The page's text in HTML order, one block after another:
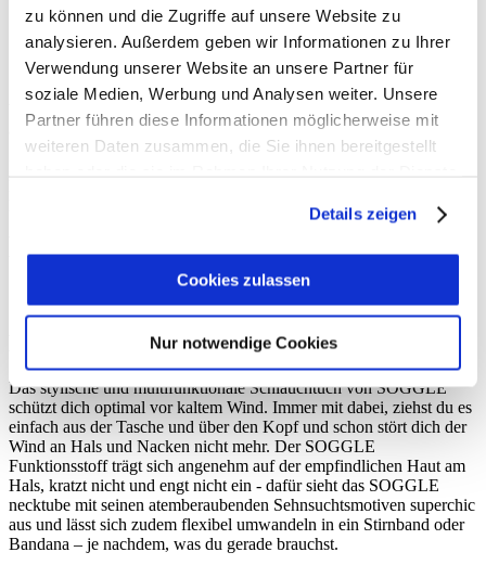
zu können und die Zugriffe auf unsere Website zu
analysieren. Außerdem geben wir Informationen zu Ihrer
Verwendung unserer Website an unsere Partner für
soziale Medien, Werbung und Analysen weiter. Unsere
Partner führen diese Informationen möglicherweise mit
weiteren Daten zusammen, die Sie ihnen bereitgestellt
Details zeigen
Cookies zulassen
Nur notwendige Cookies
Wenn wir Deine Bestellung bis 15 Uhr erhalten, versenden wir noch
am selben Tag.
Versandkosten.
Dein SOGGLE necktube – Schutz bei Wind
Das stylische und multifunktionale Schlauchtuch von SOGGLE
schützt dich optimal vor kaltem Wind. Immer mit dabei, ziehst du es
einfach aus der Tasche und über den Kopf und schon stört dich der
Wind an Hals und Nacken nicht mehr. Der SOGGLE
Funktionsstoff trägt sich angenehm auf der empfindlichen Haut am
Hals, kratzt nicht und engt nicht ein - dafür sieht das SOGGLE
necktube mit seinen atemberaubenden Sehnsuchtsmotiven superchic
aus und lässt sich zudem flexibel umwandeln in ein Stirnband oder
Bandana – je nachdem, was du gerade brauchst.